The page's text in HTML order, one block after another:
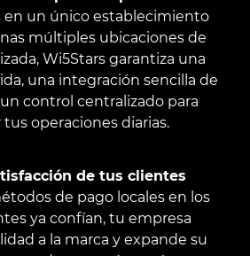
en un único establecimiento
múltiples ubicaciones de
Wi5Stars garantiza una
una integración sencilla de
control centralizado para
operaciones diarias.
de tus clientes
de pago locales en los
ya confían, tu empresa
a la marca y expande su